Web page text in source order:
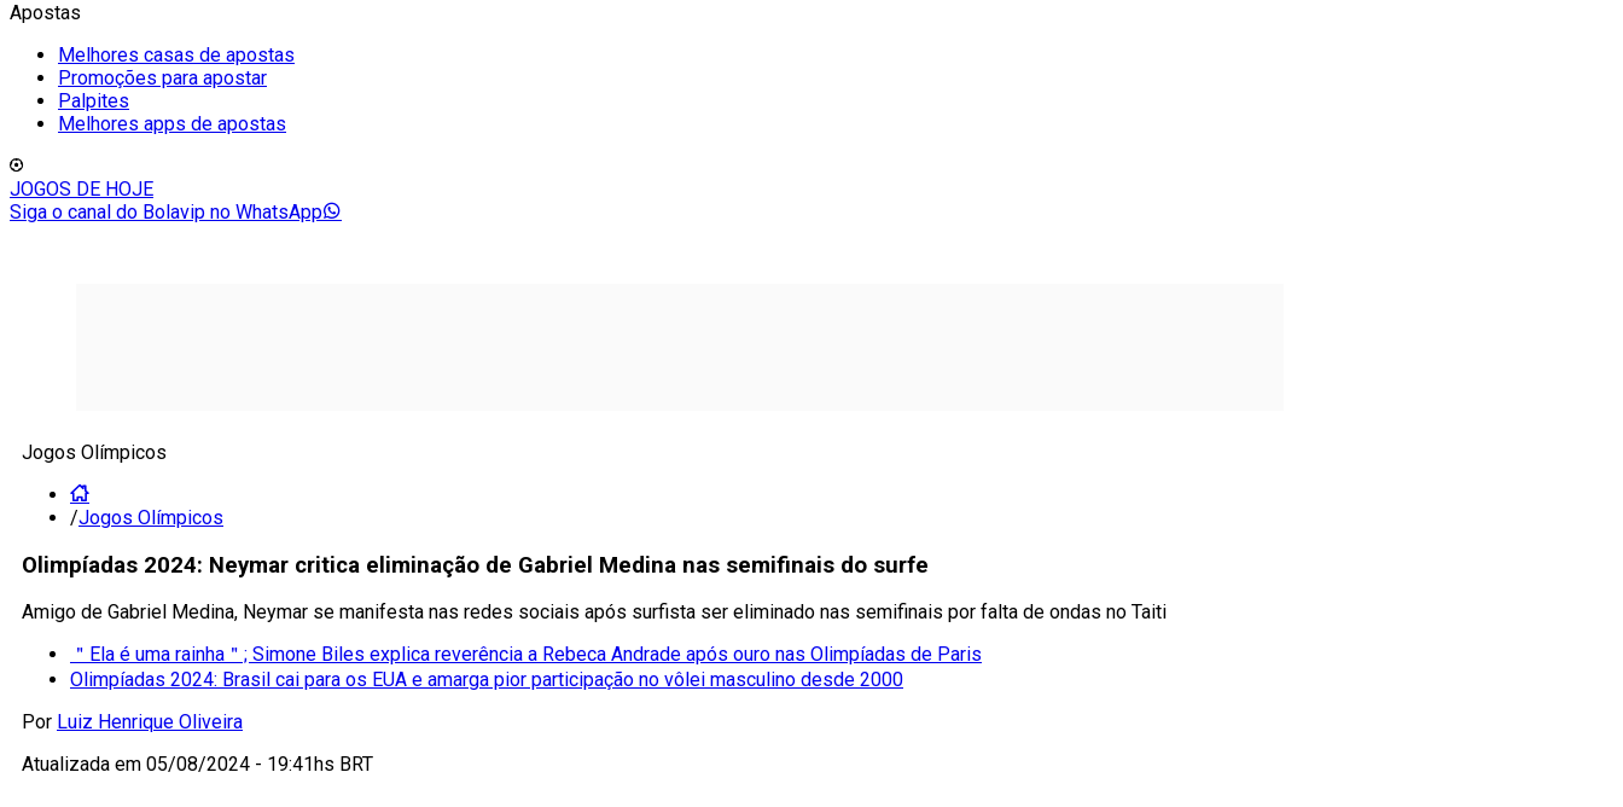
Apostas
Melhores casas de apostas
Promoções para apostar
Palpites
Melhores apps de apostas
JOGOS DE HOJE
Siga o canal do Bolavip no WhatsApp
Jogos Olímpicos
/Jogos Olímpicos
Olimpíadas 2024: Neymar critica eliminação de Gabriel Medina nas semifinais do surfe
Amigo de Gabriel Medina, Neymar se manifesta nas redes sociais após surfista ser eliminado nas semifinais por falta de ondas no Taiti
＂Ela é uma rainha＂; Simone Biles explica reverência a Rebeca Andrade após ouro nas Olimpíadas de Paris
Olimpíadas 2024: Brasil cai para os EUA e amarga pior participação no vôlei masculino desde 2000
Por Luiz Henrique Oliveira
Atualizada em 05/08/2024 - 19:41hs BRT